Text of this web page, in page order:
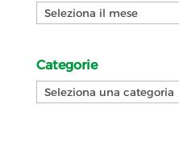
Archivi
Categorie
Categorie